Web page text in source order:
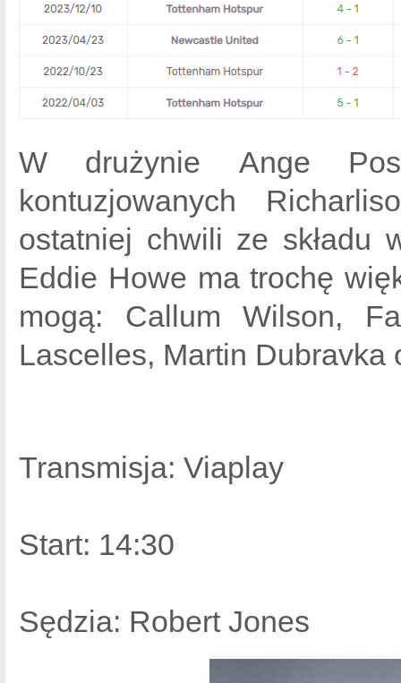
W drużynie Ange
kontuzjowanych
ostatniej chwili ze składu
Eddie Howe ma trochę
mogą: Callum Wilson,
Lascelles, Martin Dubravka
Transmisja: Viaplay
Start: 14:30
Sędzia: Robert Jones